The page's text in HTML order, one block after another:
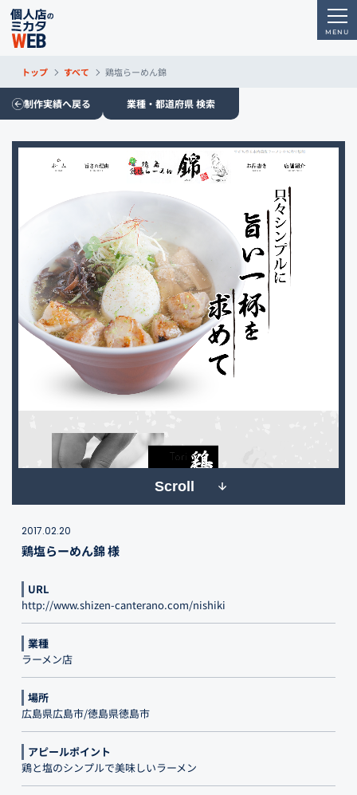
トップ すべて 鶏塩らーめん錦
制作実績へ戻る 業種・都道府県 検索
Scroll
2017.02.20
鶏塩らーめん錦 様
URL
http://www.shizen-canterano.com/nishiki
業種
ラーメン店
場所
広島県広島市/徳島県徳島市
アピールポイント
鶏と塩のシンプルで美味しいラーメン